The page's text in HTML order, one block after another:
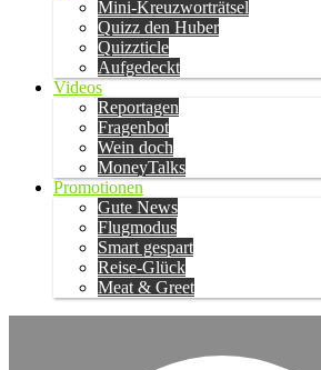
Mini-Kreuzworträtsel
Quizz den Huber
Quizzticle
Aufgedeckt
Videos
Reportagen
Fragenbot
Wein doch
MoneyTalks
Promotionen
Gute News
Flugmodus
Smart gespart
Reise-Glück
Meat & Greet